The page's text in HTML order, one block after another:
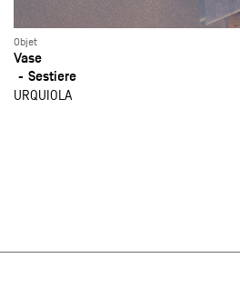
Objet
Vase
Sestiere
URQUIOLA